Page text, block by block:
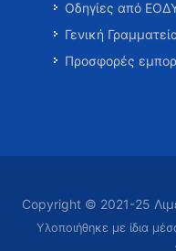
Οδηγίες από
Γενική
Προσφορές
Copyright © 2021-25
Υλοποιήθηκε με ίδια